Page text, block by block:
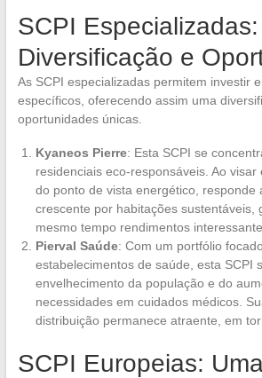
SCPI Especializadas:
Diversificação e
As SCPI especializadas permitem investir
específicos, oferecendo assim uma
oportunidades únicas.
Kyaneos Pierre: Esta SCPI se
residenciais eco-responsáveis. Ao
do ponto de vista energético, responde
crescente por habitações sustentáveis,
mesmo tempo rendimentos
Pierval Saúde: Com um portfólio
estabelecimentos de saúde, esta SCPI
envelhecimento da população e do
necessidades em cuidados médicos.
distribuição permanece atraente, em
SCPI Europeias: